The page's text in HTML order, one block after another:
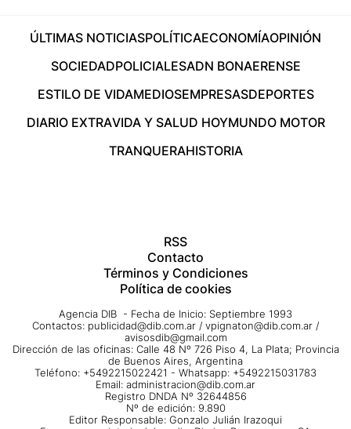
ÚLTIMAS NOTICIASPOLÍTICAECONOMÍAOPINIÓN
SOCIEDADPOLICIALESADN BONAERENSE
ESTILO DE VIDAMEDIOSEMPRESASDEPORTES
DIARIO EXTRAVIDA Y SALUD HOYMUNDO MOTOR
TRANQUERAHISTORIA
RSS
Contacto
Términos y Condiciones
Política de cookies
Agencia DIB - Fecha de Inicio: Septiembre 1993
Contactos: publicidad@dib.com.ar / vpignaton@dib.com.ar /
avisosdib@gmail.com
Dirección de las oficinas: Calle 48 Nº 726 Piso 4, La Plata; Provincia
de Buenos Aires, Argentina
Teléfono: +5492215022421 - Whatsapp: +5492215031783
Email: administracion@dib.com.ar
Registro DNDA Nº 32644856
Nº de edición: 9.890
Editor Responsable: Gonzalo Julián Irazoqui